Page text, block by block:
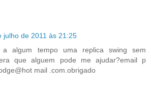
julho de 2011 às 21:25
algum tempo uma replica swing sem
que alguem pode me ajudar?email p
mail .com.obrigado